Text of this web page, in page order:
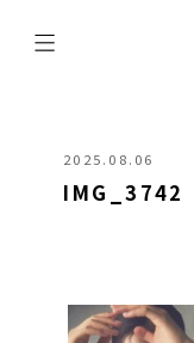
2025.08.06
IMG_3742